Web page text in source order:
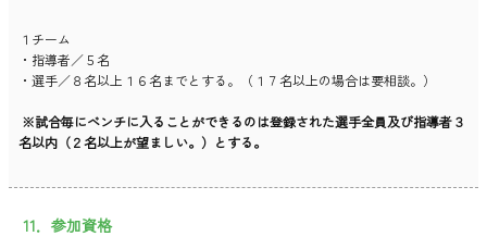
１チーム
・指導者／５名
・選手／８名以上１６名までとする。（１７名以上の場合は要相談。）
※試合毎にベンチに入ることができるのは登録された選手全員及び指導者３
名以内（２名以上が望ましい。）とする。
11．参加資格